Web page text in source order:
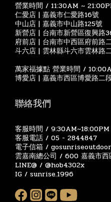
營業時間 / 11:30AM ~
仁愛店 | 嘉義市仁愛路16號
中山店 | 嘉義市中山路125號
新營店 | 台南市新營區復興路
府前店 | 台南市中西區府前路
斗六店 | 雲林縣斗六市雲林路
萬家福據點 營業時間 /
博愛店 | 嘉義市西區博愛路二
聯絡我們
客服時間 / 9:30AM~18:00PM
客服電話 / 05 - 2844847
電子信箱 /
雲嘉南總公司 / 600 嘉義市西
LINE@ / @hob4302x
IG / sunrise.1996